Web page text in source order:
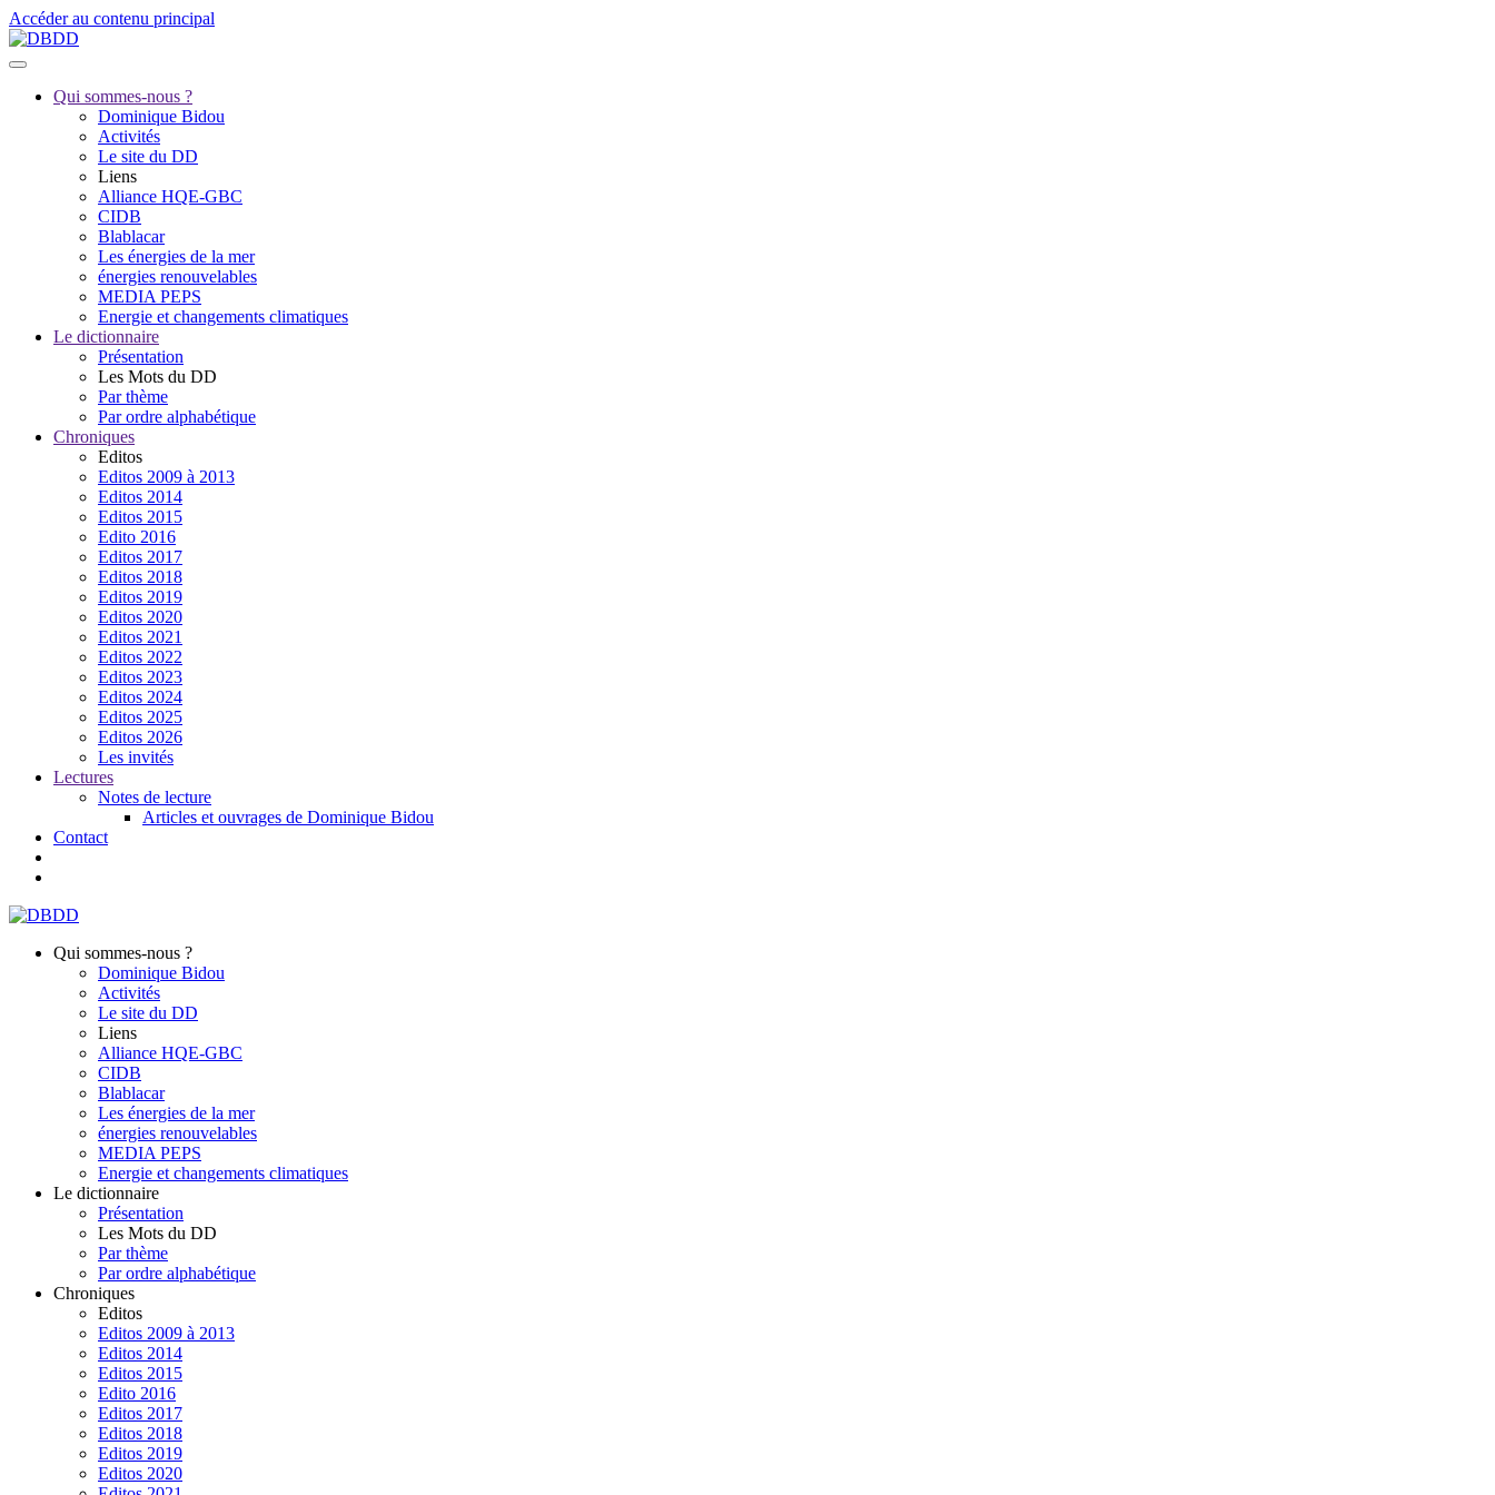
Accéder au contenu principal
Qui sommes-nous ?
Dominique Bidou
Activités
Le site du DD
Liens
Alliance HQE-GBC
CIDB
Blablacar
Les énergies de la mer
énergies renouvelables
MEDIA PEPS
Energie et changements climatiques
Le dictionnaire
Présentation
Les Mots du DD
Par thème
Par ordre alphabétique
Chroniques
Editos
Editos 2009 à 2013
Editos 2014
Editos 2015
Edito 2016
Editos 2017
Editos 2018
Editos 2019
Editos 2020
Editos 2021
Editos 2022
Editos 2023
Editos 2024
Editos 2025
Editos 2026
Les invités
Lectures
Notes de lecture
Articles et ouvrages de Dominique Bidou
Contact
Qui sommes-nous ?
Dominique Bidou
Activités
Le site du DD
Liens
Alliance HQE-GBC
CIDB
Blablacar
Les énergies de la mer
énergies renouvelables
MEDIA PEPS
Energie et changements climatiques
Le dictionnaire
Présentation
Les Mots du DD
Par thème
Par ordre alphabétique
Chroniques
Editos
Editos 2009 à 2013
Editos 2014
Editos 2015
Edito 2016
Editos 2017
Editos 2018
Editos 2019
Editos 2020